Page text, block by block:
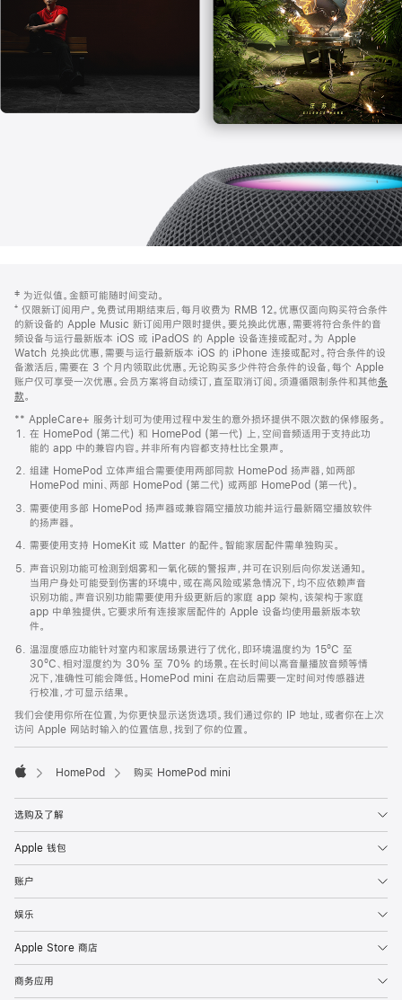
页
页
脚
注
‡ 为近似值。金额可能随时间变动。
⁺ 仅限新订阅用户。免费试用期结束后，每月收费为 RMB 12。优惠仅面向购买符合条件
的新设备的 Apple Music 新订阅用户限时提供。要兑换此优惠，需要将符合条件的音
频设备与运行最新版本 iOS 或 iPadOS 的 Apple 设备连接或配对。为 Apple
Watch 兑换此优惠，需要与运行最新版本 iOS 的 iPhone 连接或配对。符合条件的设
备激活后，需要在 3 个月内领取此优惠。无论购买多少件符合条件的设备，每个 Apple
账户仅可享受一次优惠。会员方案将自动续订，直至取消订阅。须遵循限制条件和其他条
款。
窗
口
中
打
开)
** AppleCare+ 服务计划可为使用过程中发生的意外损坏提供不限次数的保修服务。
在 HomePod (第二代) 和 HomePod (第一代) 上，空间音频适用于支持此功
能的 app 中的兼容内容。并非所有内容都支持杜比全景声。
组建 HomePod 立体声组合需要使用两部同款 HomePod 扬声器，如两部
HomePod mini、两部 HomePod (第二代) 或两部 HomePod (第一代)。
需要使用多部 HomePod 扬声器或兼容隔空播放功能并运行最新隔空播放软件
的扬声器。
需要使用支持 HomeKit 或 Matter 的配件。智能家居配件需单独购买。
声音识别功能可检测到烟雾和一氧化碳的警报声，并可在识别后向你发送通知。
当用户身处可能受到伤害的环境中，或在高风险或紧急情况下，均不应依赖声音
识别功能。声音识别功能需要使用升级更新后的家庭 app 架构，该架构于家庭
app 中单独提供。它要求所有连接家居配件的 Apple 设备均使用最新版本软
件。
温湿度感应功能针对室内和家居场景进行了优化，即环境温度约为 15ºC 至
30ºC、相对湿度约为 30% 至 70% 的场景。在长时间以高音量播放音频等情
况下，准确性可能会降低。HomePod mini 在启动后需要一定时间对传感器进
行校准，才可显示结果。
我们会使用你所在位置，为你更快显示送货选项。我们通过你的 IP 地址，或者你在上次
访问 Apple 网站时输入的位置信息，找到了你的位置。
HomePod 购买 HomePod mini
选购及了解
Apple 钱包
账户
娱乐
Apple Store 商店
商务应用